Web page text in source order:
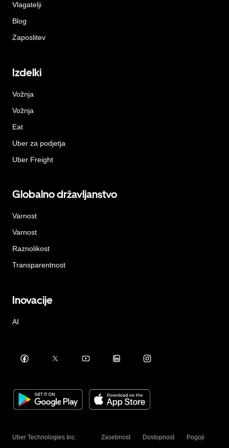
Vlagatelji
Blog
Zaposlitev
Izdelki
Vožnja
Vožnja
Eat
Uber za podjetja
Uber Freight
Globalno državljanstvo
Varnost
Varnost
Raznolikost
Transparentnost
Inovacije
AI
Uber Technologies Inc. Zasebnost Dostopnost Pogoji